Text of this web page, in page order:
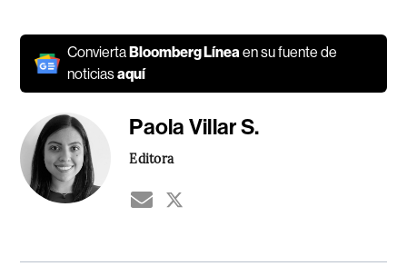
ConviertaBloomberg Líneaen su fuente de
noticiasaquí
Paola Villar S.
Editora